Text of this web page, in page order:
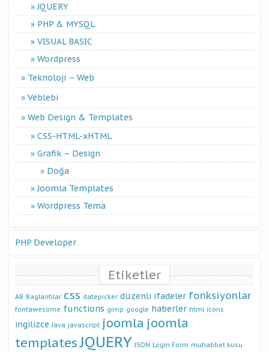
JQUERY
PHP & MYSQL
VISUAL BASIC
Wordpress
Teknoloji – Web
Veblebi
Web Design & Templates
CSS-HTML-xHTML
Grafik – Design
Doğa
Joomla Templates
Wordpress Tema
PHP Developer
Etiketler
AB Baglantilar css datepicker düzenli ifadeler fonksiyonlar
fontawesome functions gimp google haberler html icons
ingilizce Java javascript joomla joomla
templatesJQUERY JSON Login Form muhabbet kusu